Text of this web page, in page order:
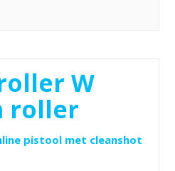
W
roller
pistool met cleanshot